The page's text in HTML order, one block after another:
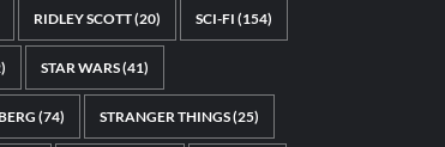
RIDLEY SCOTT(20) SCI-FI (154)
STAR WARS(41)
(74) STRANGER THINGS(25)